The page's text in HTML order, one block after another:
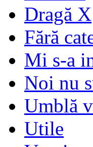
Dragă X
Fără
Mi s-a
Noi nu
Umblă
Utile